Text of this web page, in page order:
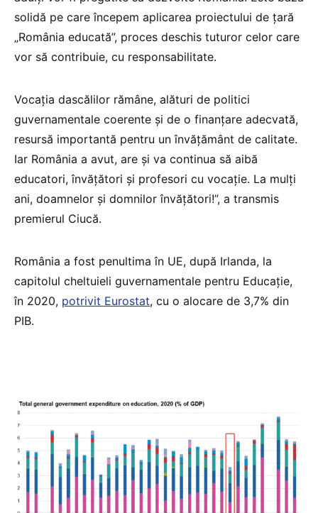
solidă pe care începem aplicarea proiectului de ţară
„România educată”, proces deschis tuturor celor care
vor să contribuie, cu responsabilitate.
Vocaţia dascălilor rămâne, alături de politici
guvernamentale coerente şi de o finanţare adecvată,
resursă importantă pentru un învăţământ de calitate.
Iar România a avut, are şi va continua să aibă
educatori, învăţători şi profesori cu vocaţie. La mulţi
ani, doamnelor şi domnilor învăţători!”, a transmis
premierul Ciucă.
România a fost penultima în UE, după Irlanda, la
capitolul cheltuieli guvernamentale pentru Educație,
în 2020, potrivit Eurostat, cu o alocare de 3,7% din
PIB.